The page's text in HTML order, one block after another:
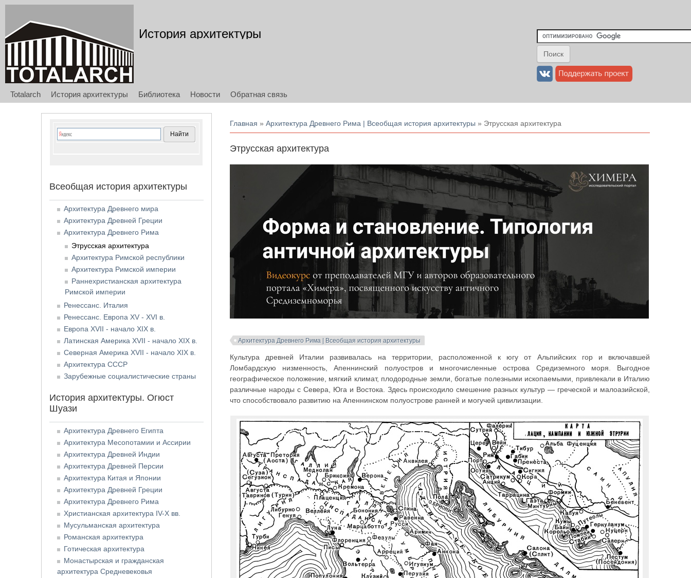
История архитектуры
Totalarch История архитектуры Библиотека Новости Обратная связь
Вы здесь
Главная »Архитектура Древнего Рима | Всеобщая история архитектуры » Этрусская архитектура
Этрусская архитектура
Архитектура Древнего Рима | Всеобщая история архитектуры
Культура древней Италии развивалась на территории, расположенной к югу от Альпийских гор и включавшей
Ломбардскую низменность, Апеннинский полуостров и многочисленные острова Средиземного моря. Выгодное
географическое положение, мягкий климат, плодородные земли, богатые полезными ископаемыми, привлекали в Италию
различные народы с Севера, Юга и Востока. Здесь происходило смешение разных культур — греческой и малоазийской,
что способствовало развитию на Апеннинском полуострове ранней и могучей цивилизации.
Всеобщая история архитектуры
Архитектура Древнего мира
Архитектура Древней Греции
Архитектура Древнего Рима
Этрусская архитектура
Архитектура Римской республики
Архитектура Римской империи
Раннехристианская архитектура
Римской империи
Ренессанс. Италия
Ренессанс. Европа XV - XVI в.
Европа XVII - начало XIX в.
Латинская Америка XVII - начало XIX в.
Северная Америка XVII - начало XIX в.
Архитектура СССР
Зарубежные социалистические страны
История архитектуры. Огюст
Шуази
Архитектура Древнего Египта
Архитектура Месопотамии и Ассирии
Архитектура Древней Индии
Архитектура Древней Персии
Архитектура Китая и Японии
Архитектура Древней Греции
Архитектура Древнего Рима
Христианская архитектура IV-X вв.
Мусульманская архитектура
Романская архитектура
Готическая архитектура
Монастырская и гражданская
архитектура Средневековья